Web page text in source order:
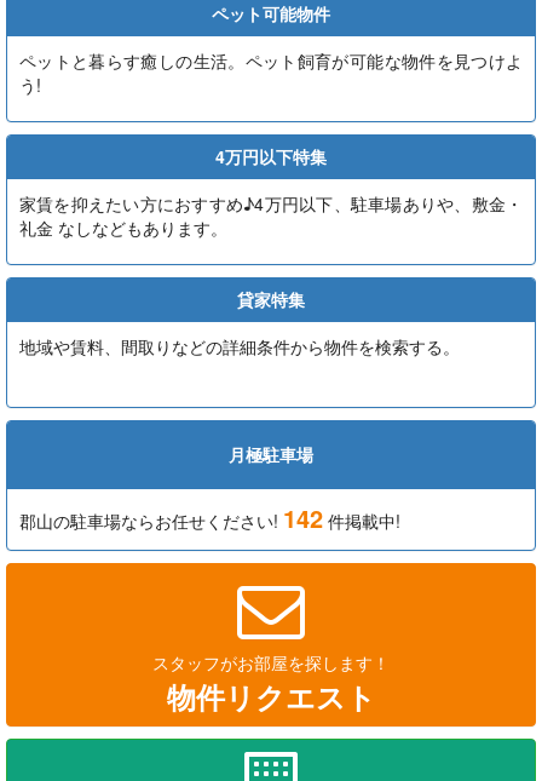
ペット可能物件
ペットと暮らす癒しの生活。ペット飼育が可能な物件を見つけよ
う!
4万円以下特集
家賃を抑えたい方におすすめ♪4万円以下、駐車場ありや、敷金・
礼金 なしなどもあります。
貸家特集
地域や賃料、間取りなどの詳細条件から物件を検索する。
月極駐車場
郡山の駐車場ならお任せください! 142 件掲載中!
スタッフがお部屋を探します！
物件リクエスト